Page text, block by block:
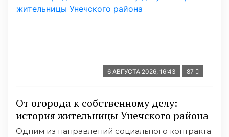
6 АВГУСТА 2026, 16:43 87
От огорода к собственному делу:
история жительницы Унечского района
Одним из направлений социального контракта